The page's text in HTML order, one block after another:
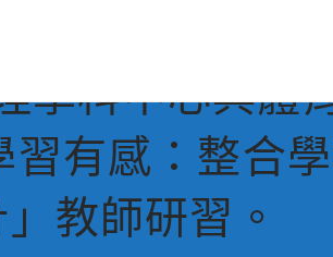
學科中心與體
有感：整合
教師研習。